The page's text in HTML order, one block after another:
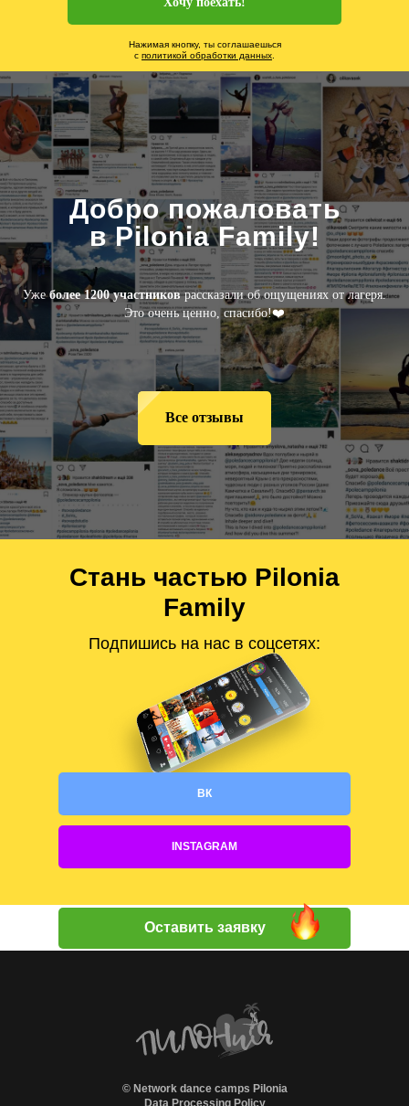
Нажимая кнопку, ты соглашаешься
с политикой обработки данных
Добро пожаловать
в Pilonia Family!
Ужеболее 1200 участниковрассказали об ощущениях от лагеря.
Это очень ценно, спасибо!❤️
Все отзывы
Стань частью Pilonia
Family
Подпишись на нас в соцсетях:
INSTAGRAM
ВК
Оставить заявку
© Network dance camps Pilonia
Data Processing Policy